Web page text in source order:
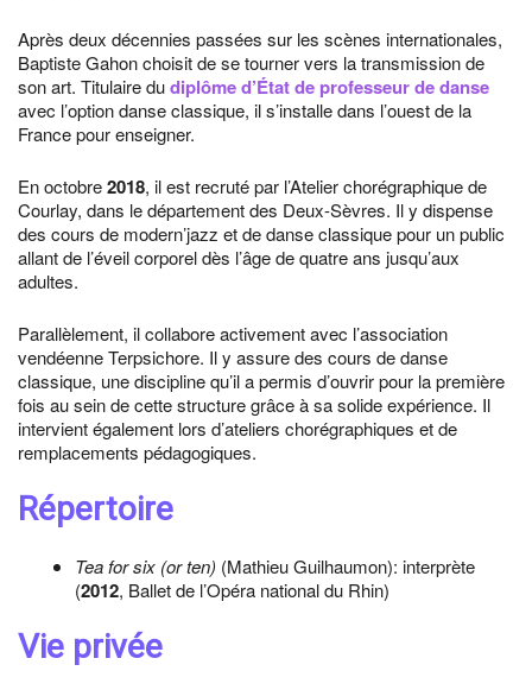
Après deux décennies passées sur les scènes internationales,
Baptiste Gahon choisit de se tourner vers la transmission de
son art. Titulaire dudiplôme d’État de professeur de danse
avec l’option danse classique, il s’installe dans l’ouest de la
France pour enseigner.
En octobre2018, il est recruté par l’Atelier chorégraphique de
Courlay, dans le département des Deux-Sèvres. Il y dispense
des cours de modern’jazz et de danse classique pour un public
allant de l’éveil corporel dès l’âge de quatre ans jusqu’aux
adultes.
Parallèlement, il collabore activement avec l’association
vendéenne Terpsichore. Il y assure des cours de danse
classique, une discipline qu’il a permis d’ouvrir pour la première
fois au sein de cette structure grâce à sa solide expérience. Il
intervient également lors d’ateliers chorégraphiques et de
remplacements pédagogiques.
Répertoire
Tea for six (or ten) (Mathieu Guilhaumon): interprète
(2012, Ballet de l’Opéra national du Rhin)
Vie privée